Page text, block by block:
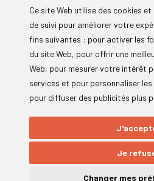
Ce site Web utilise des cookies
de suivi pour améliorer votre
fins suivantes : pour activer les
du site Web, pour offrir une
Web, pour mesurer votre intérêt
services et pour personnaliser
pour diffuser des publicités plus
Je
Changer mes
Séances
Réservations
FAQ
À
Politique de
Conditions
Mentions